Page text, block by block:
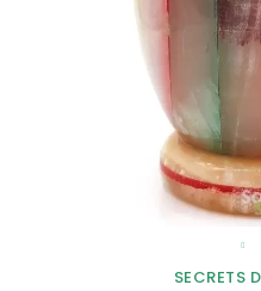
SECRETS